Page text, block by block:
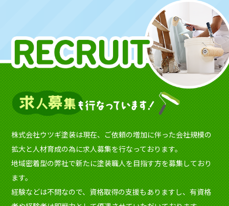
株式会社ウツギ塗装は現在、ご依頼の増加に伴った会社規模の
拡大と人材育成の為に求人募集を行なっております。
地域密着型の弊社で新たに塗装職人を目指す方を募集しており
ます。
経験などは不問なので、資格取得の支援もありますし、有資格